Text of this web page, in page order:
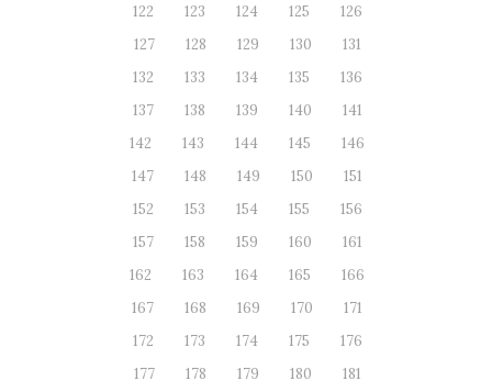
122
123 124 125
126
127
128 129 130
131
132
133 134 135
136
137
138 139 140
141
142
143 144 145
146
147
148 149 150
151
152
153 154 155
156
157
158 159 160
161
162
163 164 165
166
167
168 169 170
171
172
173 174 175
176
177
178 179 180
181